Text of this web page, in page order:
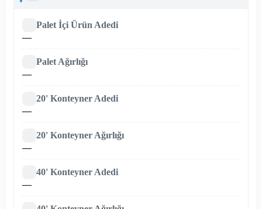
Palet İçi Ürün Adedi
—
Palet Ağırlığı
—
20' Konteyner Adedi
—
20' Konteyner Ağırlığı
—
40' Konteyner Adedi
—